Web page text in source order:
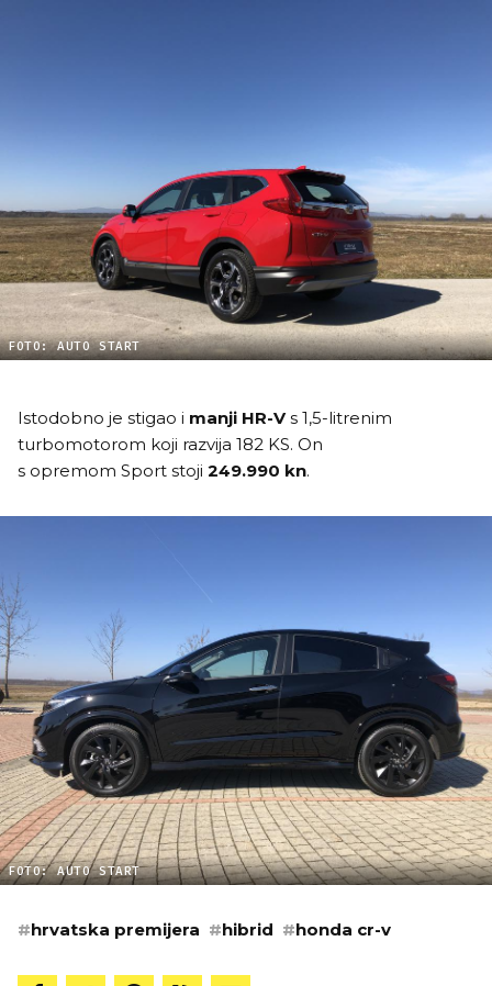
FOTO: AUTO START
Istodobno je stigao i manji HR-Vs 1,5-litrenim
turbomotorom koji razvija 182 KS. On
s opremom Sport stoji 249.990 kn.
FOTO: AUTO START
#hrvatska premijera #hibrid #honda cr-v